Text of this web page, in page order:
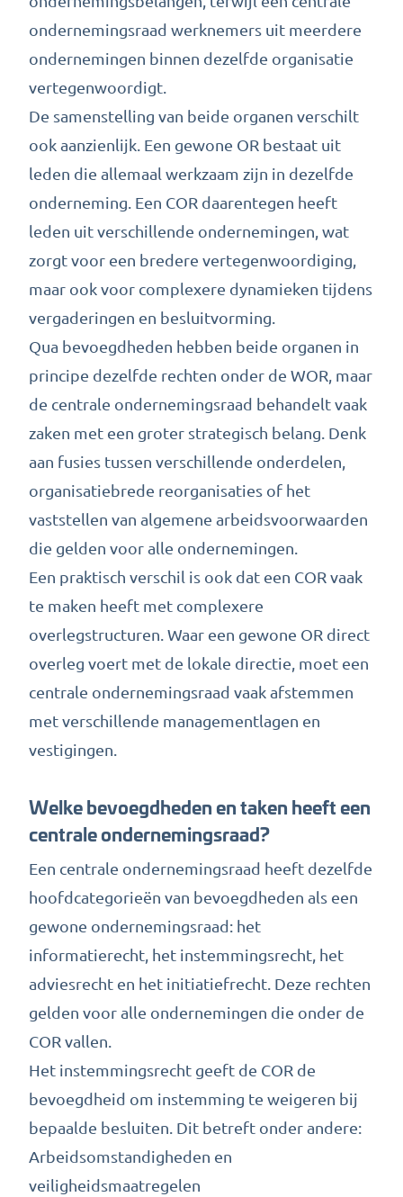
ondernemingsraad werknemers uit meerdere
ondernemingen binnen dezelfde organisatie
vertegenwoordigt.
De samenstelling van beide organen verschilt
ook aanzienlijk. Een gewone OR bestaat uit
leden die allemaal werkzaam zijn in dezelfde
onderneming. Een COR daarentegen heeft
leden uit verschillende ondernemingen, wat
zorgt voor een bredere vertegenwoordiging,
maar ook voor complexere dynamieken tijdens
vergaderingen en besluitvorming.
Qua bevoegdheden hebben beide organen in
principe dezelfde rechten onder de WOR, maar
de centrale ondernemingsraad behandelt vaak
zaken met een groter strategisch belang. Denk
aan fusies tussen verschillende onderdelen,
organisatiebrede reorganisaties of het
vaststellen van algemene arbeidsvoorwaarden
die gelden voor alle ondernemingen.
Een praktisch verschil is ook dat een COR vaak
te maken heeft met complexere
overlegstructuren. Waar een gewone OR direct
overleg voert met de lokale directie, moet een
centrale ondernemingsraad vaak afstemmen
met verschillende managementlagen en
vestigingen.
Welke bevoegdheden en taken heeft een
centrale ondernemingsraad?
Een centrale ondernemingsraad heeft dezelfde
hoofdcategorieën van bevoegdheden als een
gewone ondernemingsraad: het
informatierecht, het instemmingsrecht, het
adviesrecht en het initiatiefrecht. Deze rechten
gelden voor alle ondernemingen die onder de
COR vallen.
Het instemmingsrecht geeft de COR de
bevoegdheid om instemming te weigeren bij
bepaalde besluiten. Dit betreft onder andere:
Arbeidsomstandigheden en
veiligheidsmaatregelen